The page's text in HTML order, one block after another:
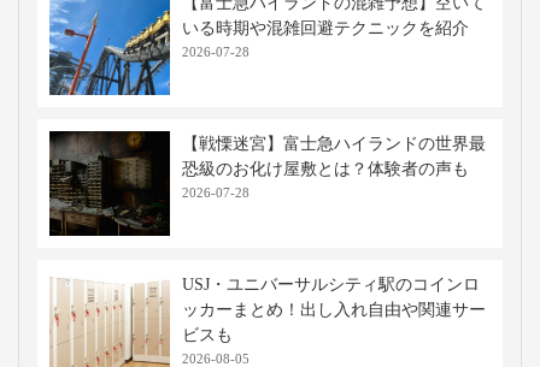
いる時期や混雑回避テクニックを紹介
2026-07-28
【戦慄迷宮】富士急ハイランドの世界最
恐級のお化け屋敷とは？体験者の声も
2026-07-28
USJ・ユニバーサルシティ駅のコインロ
ッカーまとめ！出し入れ自由や関連サー
ビスも
2026-08-05